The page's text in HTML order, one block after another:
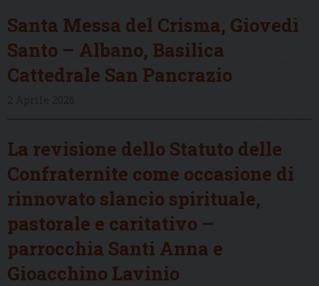
Santa Messa del Crisma, Giovedì
Santo – Albano, Basilica
Cattedrale San Pancrazio
La revisione dello Statuto delle
Confraternite come occasione di
rinnovato slancio spirituale,
pastorale e caritativo –
parrocchia Santi Anna e
Gioacchino Lavinio